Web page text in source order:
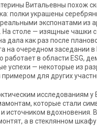
Витальевны похож
полки украшены
экспонатами из
На столе — изящные чашки
дала как раз после
на очередном заседании
работает в области ESG,
успехи — некоторые из
примером для других
исследованиям у
которые стали
источником вдохновения.
а в стеклянном